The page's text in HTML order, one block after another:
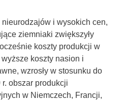
i wysokich cen,
ziemniaki zwiększyły
koszty produkcji w
koszty nasion i
wzrosły w stosunku do
r. obszar produkcji
w Niemczech, Francji,